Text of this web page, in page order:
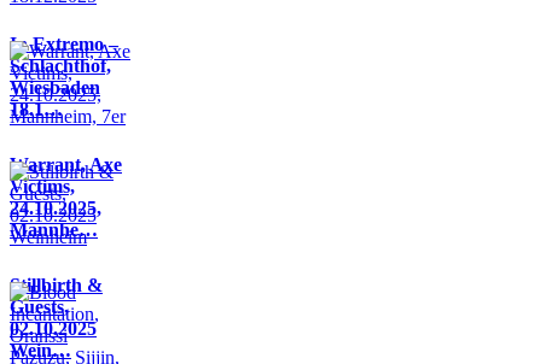
In Extremo –
Schlachthof,
Wiesbaden
18.1…
Warrant, Axe
Victims,
24.10.2025,
Mannhe…
Stillbirth &
Guests,
02.10.2025
Wein…